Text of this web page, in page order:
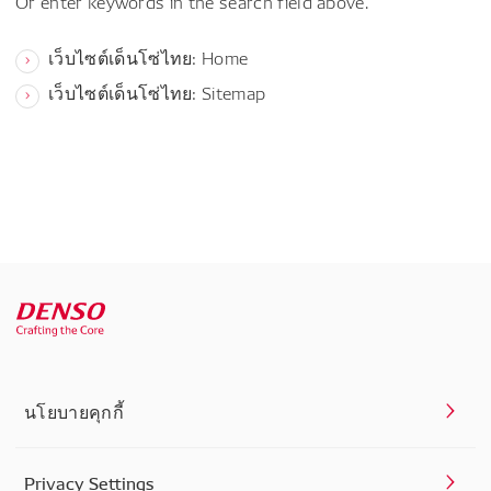
เว็บไซต์เด็นโซ่ไทย: Home
เว็บไซต์เด็นโซ่ไทย: Sitemap
นโยบายคุกกี้
Privacy Settings